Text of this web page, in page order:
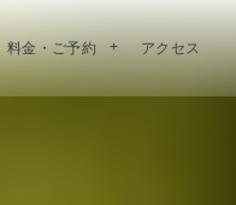
料金・ご予約 アクセス